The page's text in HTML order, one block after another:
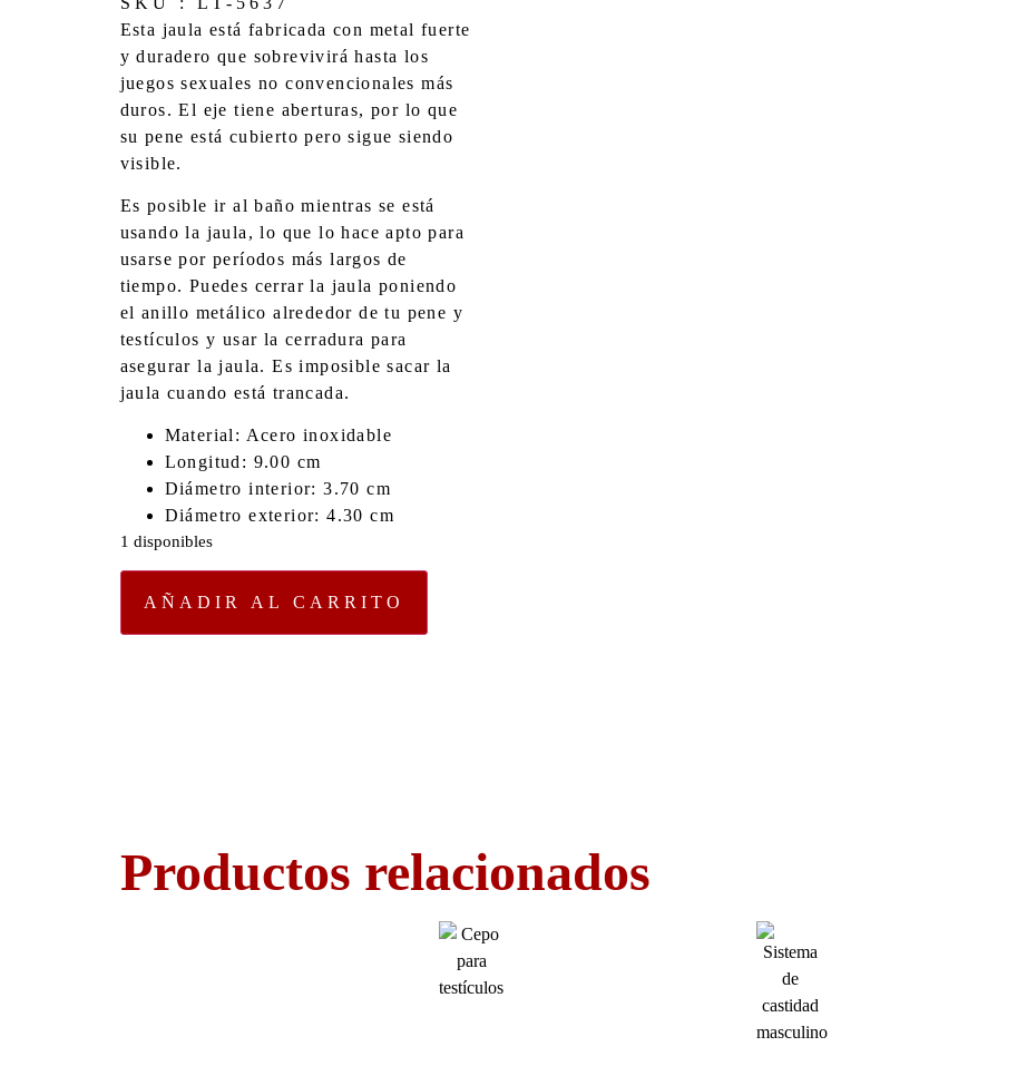
Esta jaula está fabricada con metal fuerte
y duradero que sobrevivirá hasta los
juegos sexuales no convencionales más
duros. El eje tiene aberturas, por lo que
su pene está cubierto pero sigue siendo
visible.
Es posible ir al baño mientras se está
usando la jaula, lo que lo hace apto para
usarse por períodos más largos de
tiempo. Puedes cerrar la jaula poniendo
el anillo metálico alrededor de tu pene y
testículos y usar la cerradura para
asegurar la jaula. Es imposible sacar la
jaula cuando está trancada.
Material: Acero inoxidable
Longitud: 9.00 cm
Diámetro interior: 3.70 cm
Diámetro exterior: 4.30 cm
1 disponibles
AÑADIR AL CARRITO
Productos relacionados